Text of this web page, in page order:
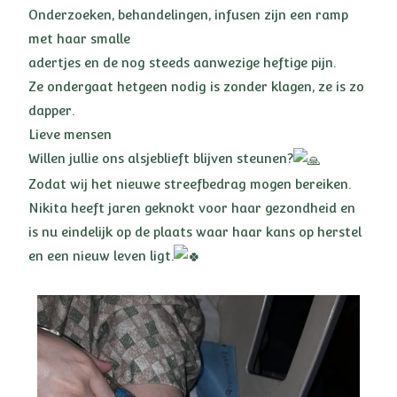
Onderzoeken, behandelingen, infusen zijn een ramp
met haar smalle
adertjes en de nog steeds aanwezige heftige pijn.
Ze ondergaat hetgeen nodig is zonder klagen, ze is zo
dapper.
Lieve mensen
Willen jullie ons alsjeblieft blijven steunen?
Zodat wij het nieuwe streefbedrag mogen bereiken.
Nikita heeft jaren geknokt voor haar gezondheid en
is nu eindelijk op de plaats waar haar kans op herstel
en een nieuw leven ligt.